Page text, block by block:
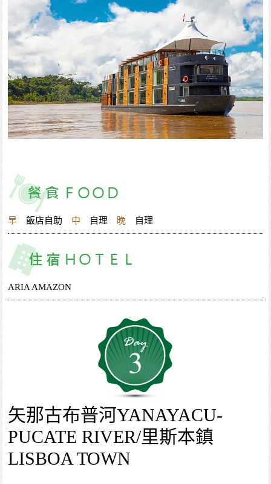
早 飯店自助 中 自理 晚 自理
ARIA AMAZON
3
矢那古布普河YANAYACU-
PUCATE RIVER/里斯本鎮
LISBOA TOWN